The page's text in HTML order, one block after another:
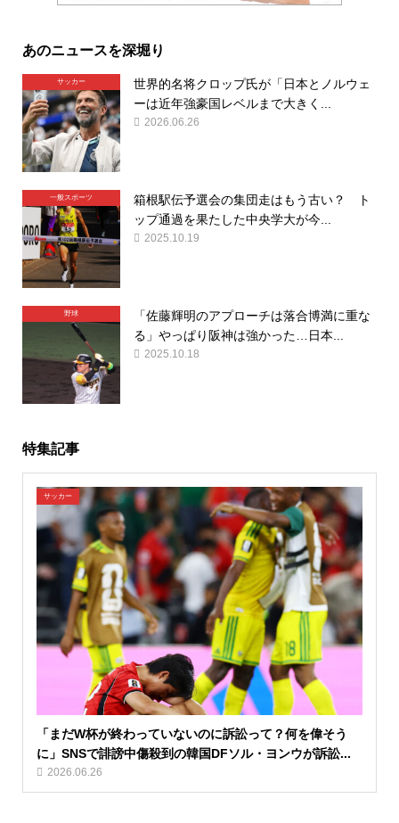
あのニュースを深堀り
サッカー
世界的名将クロップ氏が「日本とノルウェ
ーは近年強豪国レベルまで大きく...
2026.06.26
一般スポーツ
箱根駅伝予選会の集団走はもう古い？ ト
ップ通過を果たした中央学大が今...
2025.10.19
野球
「佐藤輝明のアプローチは落合博満に重な
る」やっぱり阪神は強かった…日本...
2025.10.18
特集記事
サッカー
「まだW杯が終わっていないのに訴訟って？何を偉そう
に」SNSで誹謗中傷殺到の韓国DFソル・ヨンウが訴訟...
2026.06.26